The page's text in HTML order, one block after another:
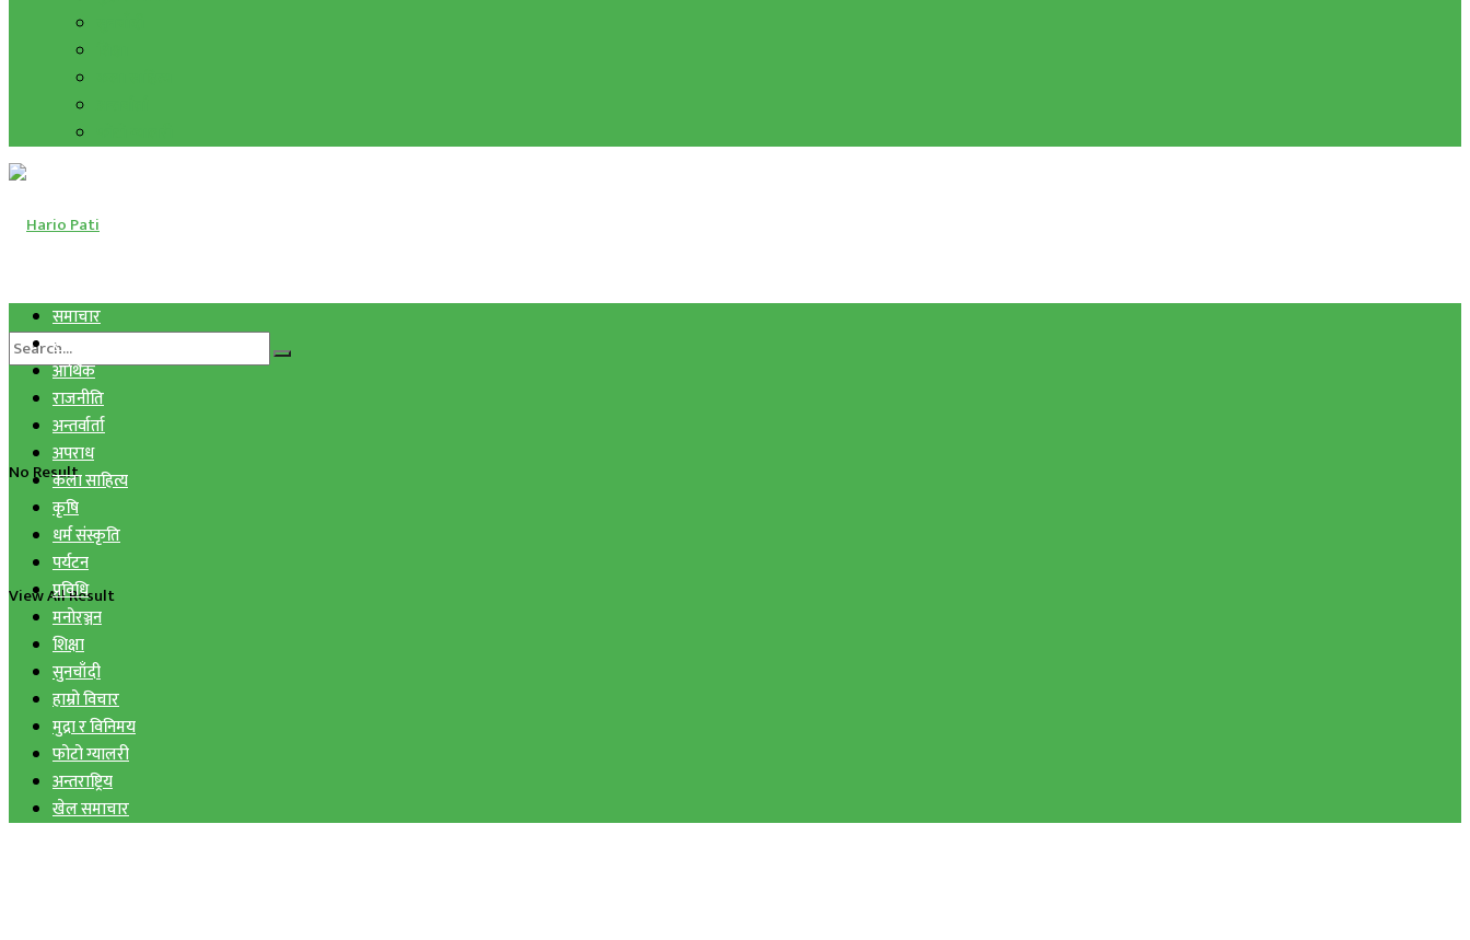
No Result
View All Result
समाचार
स्वास्थ्य
आर्थिक
राजनीति
अन्तर्वार्ता
अपराध
कला साहित्य
कृषि
धर्म संस्कृति
पर्यटन
प्रविधि
मनोरञ्जन
शिक्षा
सुनचाँदी
हाम्रो विचार
मुद्रा र विनिमय
फोटो ग्यालरी
अन्तराष्ट्रिय
खेल समाचार